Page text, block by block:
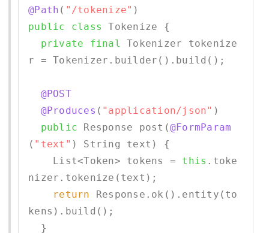
@Path ( "/tokenize"
public
class
Tokenize {
private
final
Tokenizer tokenize
r = Tokenizer.builder().build();
@POST
@Produces ( "application/json" )
public Response post(@FormParam
( "text" ) String text) {
    List<Token> tokens =
this .toke
nizer.tokenize(text);
return Response.ok().entity(to
kens).build();